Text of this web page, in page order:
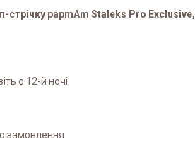
стрічку papmAm Staleks Pro Exclusive,
о 12-й ночі
замовлення